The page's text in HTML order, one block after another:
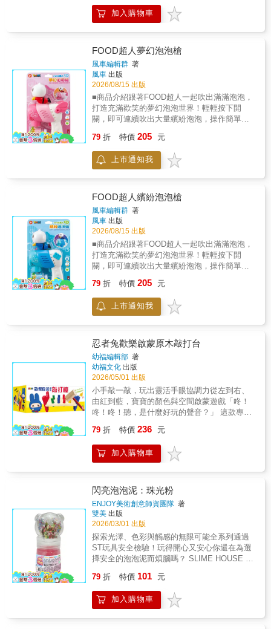
續探索，音樂停止時進入「錄音學說話」模
式，在成長黃金發展期，用趣味互動激發好奇
樂成長每一天！｜三大成長功能｜★會唱歌：
48首輕快音樂。邊聽邊跳，培養節奏感，發展
肢體協調性！★會跳舞：隨著音樂節奏跳動，
提升寶寶注力。★會學說話：寶寶說什麼？章
魚哥就說什麼！激勵寶寶開口模仿，啟蒙語言
能力。｜貼心設計｜★感官啟蒙：採用柔軟觸
感面料+內藏響紙設計，溫和刺激寶寶觸覺和聽
覺發展。★情緒安撫：可愛造型和音樂，有效
安撫情緒，秒止哭鬧。★可拆洗：布偶套可輕
內建充電式鋰電池，附贈USB充電線，可重複
充電使用，經濟環保。｜溫馨提示｜*玩偶在運
輸中可能因擠壓而變形，輕輕拍打或揉捏即可
恢復原狀哦！*請在關機狀態下充電，建議輸出
電壓，充電時亮紅燈，充滿就熄滅。一拍亂跳
✕48首樂曲✕柔軟觸感✕錄音學說話【一拍亂
跳】輕輕拍一下，就會不停跳動，激發寶寶好
奇心、主動爬行探索。【48首音樂】輕快旋
律，邊聽邊跳，培養節奏感，發展肢體協調
性。【柔軟觸感】材質親膚柔軟，刺激觸覺發
展。【錄音學說話】鼓勵寶寶開口模仿，啟蒙
語言能力。【布偶套可拆】可輕鬆拆洗，乾淨
衛生，安心探索。
加入購物車
FOOD超人夢幻泡泡槍
風車編輯群 著
風車 出版
2026/08/15 出版
■商品介紹跟著FOOD超人一起吹出滿滿泡泡，
打造充滿歡笑的夢幻泡泡世界！輕輕按下開
關，即可連續吹出大量繽紛泡泡，操作簡單，
配輕巧好握的設計，讓孩子自在拿取、盡情玩
樂，不論是在公園、庭院、露營、野餐、生日
派對或親子活動，都能增添歡樂氣氛。孩子在
長回憶。■商品特色1.一鍵輕鬆出泡輕按開關即
可連續吹出豐富泡泡，操作簡單，孩子也能輕
鬆上手。2.歡樂泡泡派對源源不絕的泡泡增添
遊戲樂趣，讓孩子盡情追逐、奔跑與玩耍。3.
親子互動同樂適合親子一起遊戲，也能和朋友
分享歡樂，創造更多美好回憶。4.戶外遊戲好
夥伴適合公園、庭院、露營、野餐與派對等各
種戶外活動，讓遊戲更加熱鬧有趣。■商品功能
★可愛FOOD超人造型可愛公仔搭配吸睛外
好握設計符合孩子小手抓握尺寸，方便攜帶與
操作，玩樂更輕鬆。★連續泡泡效果快速吹出
大量泡泡，打造夢幻泡泡世界，歡樂加倍。★
安全安心使用選用安全材質製作，陪伴孩子安
心遊戲，家長更放心。■內容物電動泡泡槍、
90ML泡泡水
79 折 特價 205 元
上市通知我
FOOD超人繽紛泡泡槍
風車編輯群 著
風車 出版
2026/08/15 出版
■商品介紹跟著FOOD超人一起吹出滿滿泡泡，
打造充滿歡笑的夢幻泡泡世界！輕輕按下開
關，即可連續吹出大量繽紛泡泡，操作簡單，
配輕巧好握的設計，讓孩子自在拿取、盡情玩
樂，不論是在公園、庭院、露營、野餐、生日
派對或親子活動，都能增添歡樂氣氛。孩子在
長回憶。■商品特色1.一鍵輕鬆出泡輕按開關即
可連續吹出豐富泡泡，操作簡單，孩子也能輕
鬆上手。2.歡樂泡泡派對源源不絕的泡泡增添
遊戲樂趣，讓孩子盡情追逐、奔跑與玩耍。3.
親子互動同樂適合親子一起遊戲，也能和朋友
分享歡樂，創造更多美好回憶。4.戶外遊戲好
夥伴適合公園、庭院、露營、野餐與派對等各
種戶外活動，讓遊戲更加熱鬧有趣。■商品功能
★可愛FOOD超人造型可愛公仔搭配吸睛外
好握設計符合孩子小手抓握尺寸，方便攜帶與
操作，玩樂更輕鬆。★連續泡泡效果快速吹出
大量泡泡，打造夢幻泡泡世界，歡樂加倍。★
心遊戲，家長更放心。■內容物電動泡泡槍、
90ML泡泡水
79 折 特價 205 元
上市通知我
忍者兔歡樂啟蒙原木敲打台
幼福編輯部 著
幼福文化 出版
2026/05/01 出版
小手敲一敲，玩出靈活手眼協調力從左到右、
由紅到藍，寶寶的顏色與空間啟蒙遊戲「咚！
咚！咚！聽，是什麼好玩的聲音？」 這款專為
是啟蒙階段經典的益智神器！結合豐富的顏色
辨識與規律敲擊，讓孩子在充滿節奏感的遊戲
中，不知不覺訓練手部肌肉。配上圓潤的彩色
更是陪伴寶貝發展專注力與手眼協調的最佳夥
伴！★精細動作與小肌肉發展：抓握木槌、瞄
準敲擊，有效訓練手腕穩定度與手指力量。★
視覺追蹤與手眼協調：透過「看準」與「擊
中」的過程，提升孩子大腦反應靈敏度。★專
注力與耐性培養：重複操作、單純且回饋感強
的玩法，能吸引孩子長時間投入。★顏色感知
與分類啟蒙：繽紛的多色木柱設計，在遊戲過
程中引導孩子辨識色彩。◎木製玩具建議存放
境。◎商品照片受拍攝光線與個人螢幕設定影
響，顏色請以收到的實品為準。◎避免不當重
摔或強力碰撞。
79 折 特價 236 元
加入購物車
閃亮泡泡泥：珠光粉
ENJOY美術創意師資團隊 著
雙美 出版
2026/03/01 出版
探索光澤、色彩與觸感的無限可能全系列通過
ST玩具安全檢驗！玩得開心又安心你還在為選
擇安全的泡泡泥而煩腦嗎？ SLIME HOUSE 閃
長，不只讓孩子玩得開心，更要讓您放心，現
在，就一起開啟這場創造力驚奇之旅吧！🎨創
意混搭，獨一無二！ 1. 拿出珠光泡泡泥基礎
79 折 特價 101 元
加入購物車